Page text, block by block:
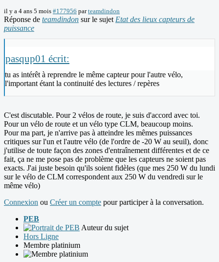
il y a 4 ans 5 mois #177956 parteamdindon
Réponse de teamdindon sur le sujet Etat des lieux capteurs de
puissance
pasqup01 écrit:
tu as intérêt à reprendre le même capteur pour l'autre vélo,
l'important étant la continuité des lectures / repères
C'est discutable. Pour 2 vélos de route, je suis d'accord avec toi.
Pour un vélo de route et un vélo type CLM, beaucoup moins.
Pour ma part, je n'arrive pas à atteindre les mêmes puissances
critiques sur l'un et l'autre vélo (de l'ordre de -20 W au seuil), donc
j'utilise de toute façon des zones d'entraînement différentes et de ce
fait, ça ne me pose pas de problème que les capteurs ne soient pas
exacts. J'ai juste besoin qu'ils soient fidèles (que mes 250 W du lundi
sur le vélo de CLM correspondent aux 250 W du vendredi sur le
même vélo)
Connexion ou Créer un compte pour participer à la conversation.
PEB
Auteur du sujet
Hors Ligne
Membre platinium